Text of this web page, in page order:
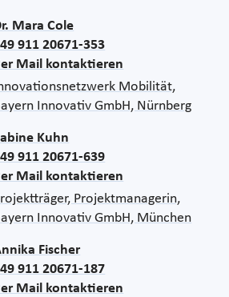
Mara Cole
911 20671-353
Mail kontaktieren
Mobilität,
Innovativ GmbH, Nürnberg
Kuhn
911 20671-639
Mail kontaktieren
Projektmanagerin,
Innovativ GmbH, München
Fischer
911 20671-187
Mail kontaktieren